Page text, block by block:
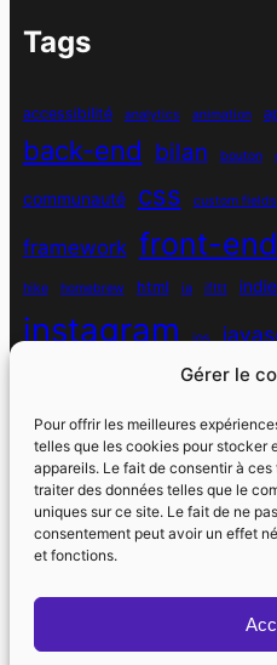
Gérer le
Pour offrir les meilleures
telles que les cookies pour stocker
appareils. Le fait de consentir à
traiter des données telles que le
uniques sur ce site. Le fait de ne
consentement peut avoir un effet
et fonctions.
Tags
accessibilité analytics animation
back-end bilan bouton
communauté css custom fields
framework front-end
hike homebrew html ia ifttt
instagram ios
masonry media
personnel php
programmation objet python quotes
réseaux sociaux
sport spotify spécificité
strava